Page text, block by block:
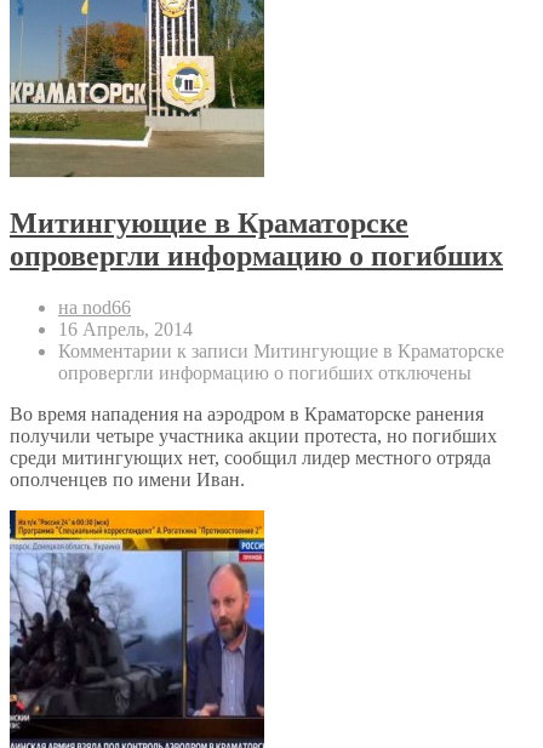
Митингующие в Краматорске
опровергли информацию о погибших
на nod66
16 Апрель, 2014
Комментарии к записи Митингующие в Краматорске
опровергли информацию о погибших отключены
Во время нападения на аэродром в Краматорске ранения
получили четыре участника акции протеста, но погибших
среди митингующих нет, сообщил лидер местного отряда
ополченцев по имени Иван.